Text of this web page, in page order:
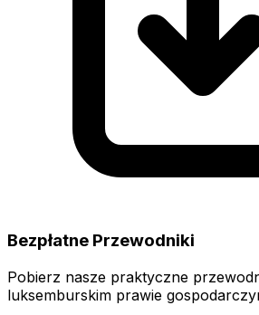
Bezpłatne Przewodniki
Pobierz nasze praktyczne
luksemburskim prawie